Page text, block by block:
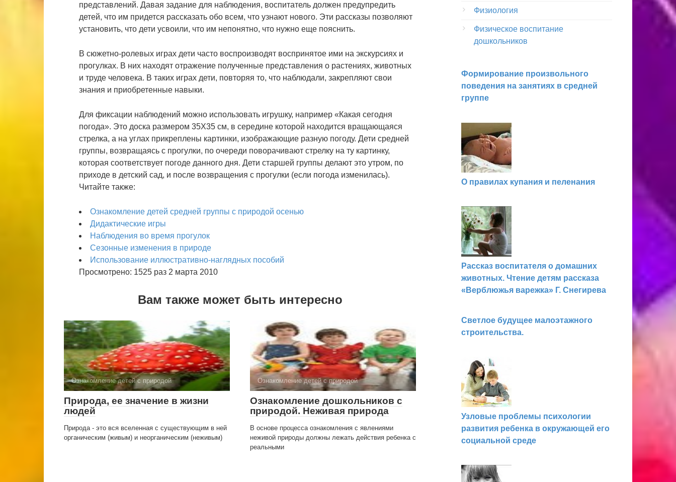
представлений. Давая задание для наблюдения, воспитатель должен предупредить
детей, что им придется рассказать обо всем, что узнают нового. Эти рассказы позволяют
установить, что дети усвоили, что им непонятно, что нужно еще пояснить.
В сюжетно-ролевых играх дети часто воспроизводят воспринятое ими на экскурсиях и
прогулках. В них находят отражение полученные представления о растениях, животных
и труде человека. В таких играх дети, повторяя то, что наблюдали, закрепляют свои
знания и приобретенные навыки.
Для фиксации наблюдений можно использовать игрушку, например «Какая сегодня
погода». Это доска размером 35X35 см, в середине которой находится вращающаяся
стрелка, а на углах прикреплены картинки, изображающие разную погоду. Дети средней
группы, возвращаясь с прогулки, по очереди поворачивают стрелку на ту картинку,
которая соответствует погоде данного дня. Дети старшей группы делают это утром, по
приходе в детский сад, и после возвращения с прогулки (если погода изменилась).
Читайте также:
Ознакомление детей средней группы с природой осенью
Дидактические игры
Наблюдения во время прогулок
Сезонные изменения в природе
Использование иллюстративно-наглядных пособий
Просмотрено: 1525 раз 2 марта 2010
Вам также может быть интересно
Ознакомление детей с природой
Природа, ее значение в жизни
людей
Природа - это вся вселенная с существующим в ней
органическим (живым) и неорганическим (неживым)
Ознакомление детей с природой
Ознакомление дошкольников с
природой. Неживая природа
В основе процесса ознакомления с явлениями
неживой природы должны лежать действия ребенка с
реальными
Физиология
Физическое воспитание
дошкольников
Формирование произвольного
поведения на занятиях в средней
группе
О правилах купания и пеленания
Рассказ воспитателя о домашних
животных. Чтение детям рассказа
«Верблюжья варежка» Г. Снегирева
Светлое будущее малоэтажного
строительства.
Узловые проблемы психологии
развития ребенка в окружающей его
социальной среде